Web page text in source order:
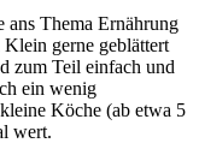
ans Thema Ernährung
gerne geblättert
zum Teil einfach und
ein wenig
Köche (ab etwa 5
wert.